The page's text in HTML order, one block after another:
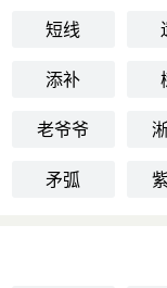
短线
添补
老爷爷
矛弧